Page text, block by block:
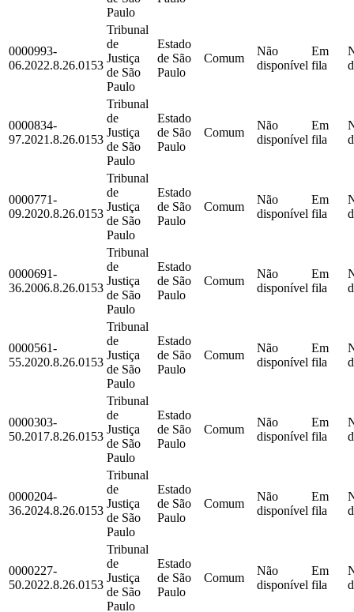
Paulo
0000993-
06.2022.8.26.0153
Tribunal
de
Justiça
de São
Paulo
Estado
de São
Paulo
Comum
Não
disponível
Em
fila
0000834-
97.2021.8.26.0153
Tribunal
de
Justiça
de São
Paulo
Estado
de São
Paulo
Comum
Não
disponível
Em
fila
0000771-
09.2020.8.26.0153
Tribunal
de
Justiça
de São
Paulo
Estado
de São
Paulo
Comum
Não
disponível
Em
fila
0000691-
36.2006.8.26.0153
Tribunal
de
Justiça
de São
Paulo
Estado
de São
Paulo
Comum
Não
disponível
Em
fila
0000561-
55.2020.8.26.0153
Tribunal
de
Justiça
de São
Paulo
Estado
de São
Paulo
Comum
Não
disponível
Em
fila
0000303-
50.2017.8.26.0153
Tribunal
de
Justiça
de São
Paulo
Estado
de São
Paulo
Comum
Não
disponível
Em
fila
0000204-
36.2024.8.26.0153
Tribunal
de
Justiça
de São
Paulo
Estado
de São
Paulo
Comum
Não
disponível
Em
fila
0000227-
50.2022.8.26.0153
Tribunal
de
Justiça
de São
Paulo
Estado
de São
Paulo
Comum
Não
disponível
Em
fila